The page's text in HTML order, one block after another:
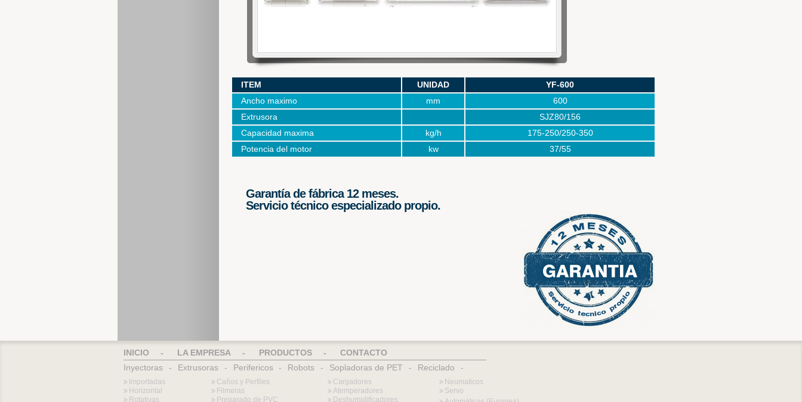
ITEM UNIDAD
YF-600
Ancho maximo
mm
600
Extrusora
SJZ80/156
Capacidad maxima
kg/h
175-250/250-350
Potencia del motor
kw 37/55
Garantía de fábrica 12 meses.
Servicio técnico especializado propio.
INICIO - LA EMPRESA - PRODUCTOS -
CONTACTO
Inyectoras
- Extrusoras - Perifericos - Robots - Sopladoras de PET - Reciclado -
Importadas
Horizontal
Rotativas
Caños y Perfiles
Filmeras
Preparado de PVC
Cargadores
Atemperadores
Deshumidificadores
Neumaticos
Servo